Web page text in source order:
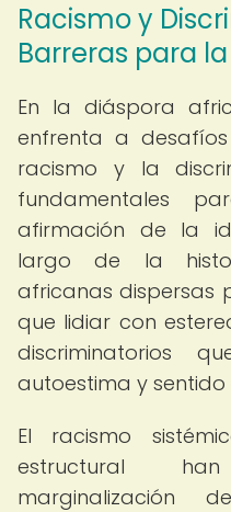
Racismo y
Barreras para
En la diáspora
enfrenta a desafíos
racismo y la
fundamentales
afirmación de la
largo de la
africanas dispersas
que lidiar con
discriminatorios
autoestima y
El racismo
estructural
marginalización